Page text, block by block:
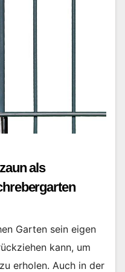
als
Garten sein eigen
kann, um
erholen. Auch in der